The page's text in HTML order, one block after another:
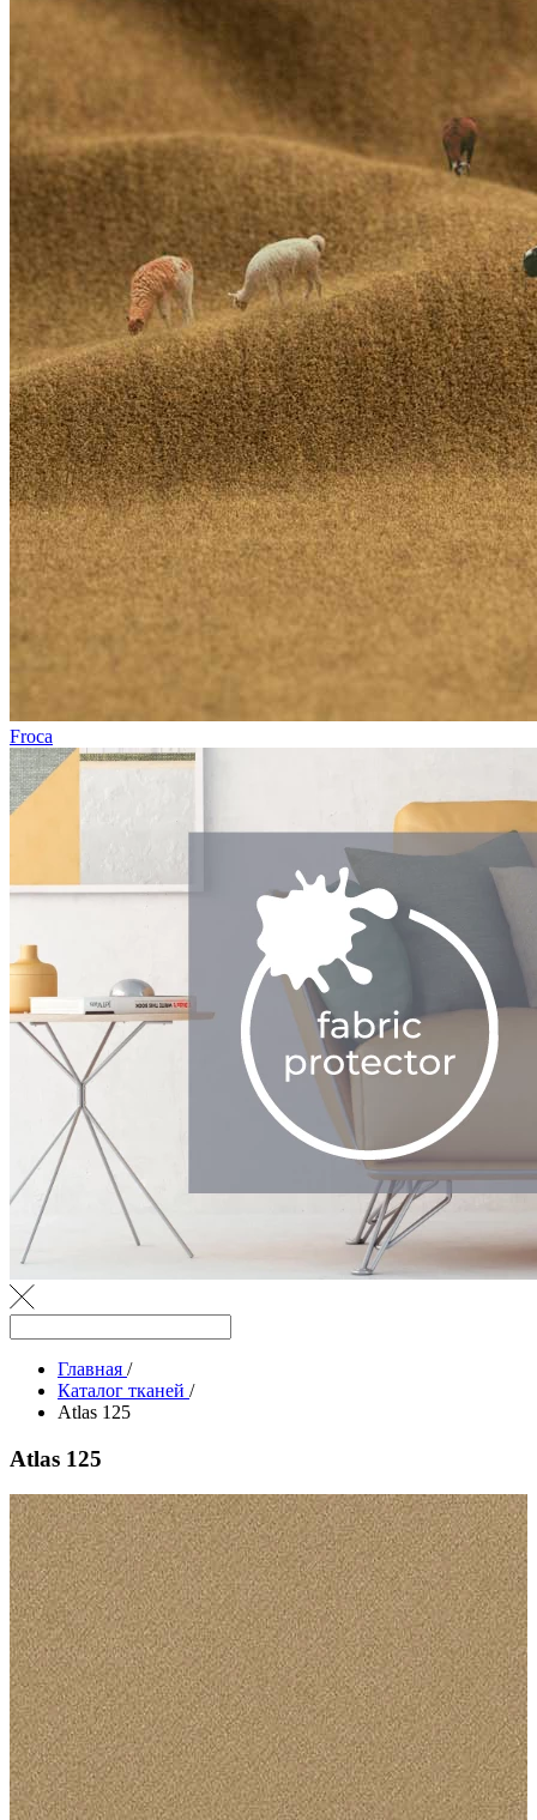
Froca
Главная /
Каталог тканей /
Atlas 125
Atlas 125